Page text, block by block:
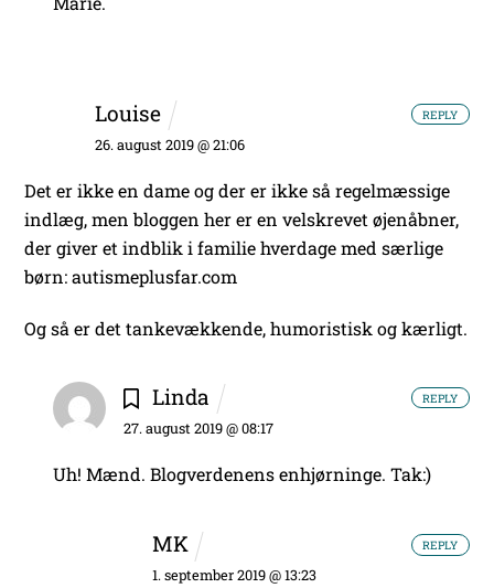
Louise
26. august 2019 @ 21:06
Det er ikke en dame og der er ikke så regelmæssige
indlæg, men bloggen her er en velskrevet øjenåbner,
der giver et indblik i familie hverdage med særlige
børn: autismeplusfar.com
Og så er det tankevækkende, humoristisk og kærligt.
REPLY
Linda
27. august 2019 @ 08:17
Uh! Mænd. Blogverdenens enhjørninge. Tak:)
REPLY
MK
1. september 2019 @ 13:23
REPLY